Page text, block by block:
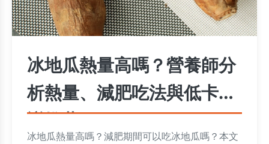
冰地瓜熱量高嗎？營養師分
析熱量、減肥吃法與低卡食
譜推薦
冰地瓜熱量高嗎？減肥期間可以吃冰地瓜嗎？本文